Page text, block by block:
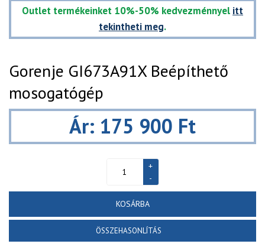
Outlet termékeinket 10%-50% kedvezménnyel itt
tekintheti meg.
Gorenje GI673A91X Beépíthető
mosogatógép
Ár: 175 900 Ft
KOSÁRBA
ÖSSZEHASONLÍTÁS